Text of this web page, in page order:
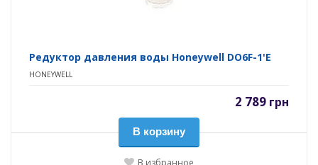
Редуктор давления воды Honeywell DO6F-1'E
HONEYWELL
2 789 грн
В корзину
В избранное